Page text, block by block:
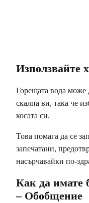
Използвайте
Горещата вода може
скалпа ви, така че
косата си.
Това помага да се
запечатани,
насърчавайки по-
Как да имате
– Обобщение